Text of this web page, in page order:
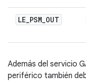
LE_PSM_OUT
Además del servicio
periférico también